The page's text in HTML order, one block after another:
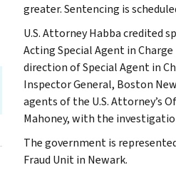
greater. Sentencing is
U.S. Attorney Habba credited
Acting Special Agent in
direction of Special Agent in
Inspector General, Boston
agents of the U.S. Attorney’s
Mahoney, with the
The government is
Fraud Unit in Newark.